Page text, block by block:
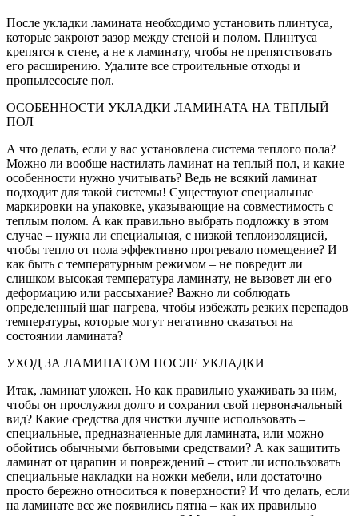
После укладки ламината необходимо установить плинтуса,
которые закроют зазор между стеной и полом. Плинтуса
крепятся к стене, а не к ламинату, чтобы не препятствовать
его расширению. Удалите все строительные отходы и
пропылесосьте пол.
ОСОБЕННОСТИ УКЛАДКИ ЛАМИНАТА НА ТЕПЛЫЙ
ПОЛ
А что делать, если у вас установлена система теплого пола?
Можно ли вообще настилать ламинат на теплый пол, и какие
особенности нужно учитывать? Ведь не всякий ламинат
подходит для такой системы! Существуют специальные
маркировки на упаковке, указывающие на совместимость с
теплым полом. А как правильно выбрать подложку в этом
случае – нужна ли специальная, с низкой теплоизоляцией,
чтобы тепло от пола эффективно прогревало помещение? И
как быть с температурным режимом – не повредит ли
слишком высокая температура ламинату, не вызовет ли его
деформацию или рассыхание? Важно ли соблюдать
определенный шаг нагрева, чтобы избежать резких перепадов
температуры, которые могут негативно сказаться на
состоянии ламината?
УХОД ЗА ЛАМИНАТОМ ПОСЛЕ УКЛАДКИ
Итак, ламинат уложен. Но как правильно ухаживать за ним,
чтобы он прослужил долго и сохранил свой первоначальный
вид? Какие средства для чистки лучше использовать –
специальные, предназначенные для ламината, или можно
обойтись обычными бытовыми средствами? А как защитить
ламинат от царапин и повреждений – стоит ли использовать
специальные накладки на ножки мебели, или достаточно
просто бережно относиться к поверхности? И что делать, если
на ламинате все же появились пятна – как их правильно